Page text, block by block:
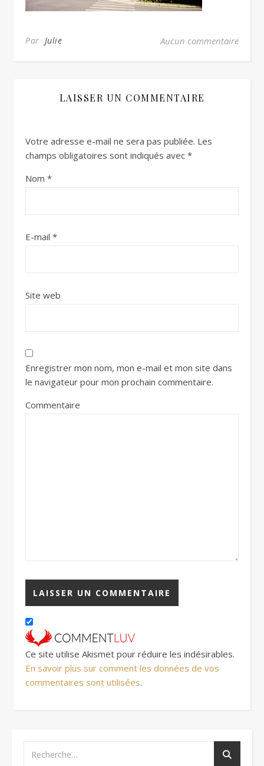
Par Julie Aucun commentaire
LAISSER UN COMMENTAIRE
Votre adresse e-mail ne sera pas publiée. Les
champs obligatoires sont indiqués avec *
Nom *
E-mail *
Site web
Enregistrer mon nom, mon e-mail et mon site dans
le navigateur pour mon prochain commentaire.
Commentaire
Ce site utilise Akismet pour réduire les indésirables.
En savoir plus sur comment les données de vos
commentaires sont utilisées.